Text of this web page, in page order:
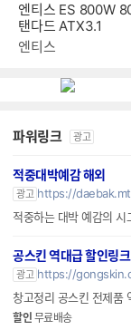
엔티스 ES 800W
탠다드 ATX3.1
파워링크 광고
적중대박예감 해외
광고 https://
적중하는 대박 예감의 시
공스킨 역대급 할인링크
광고 https://